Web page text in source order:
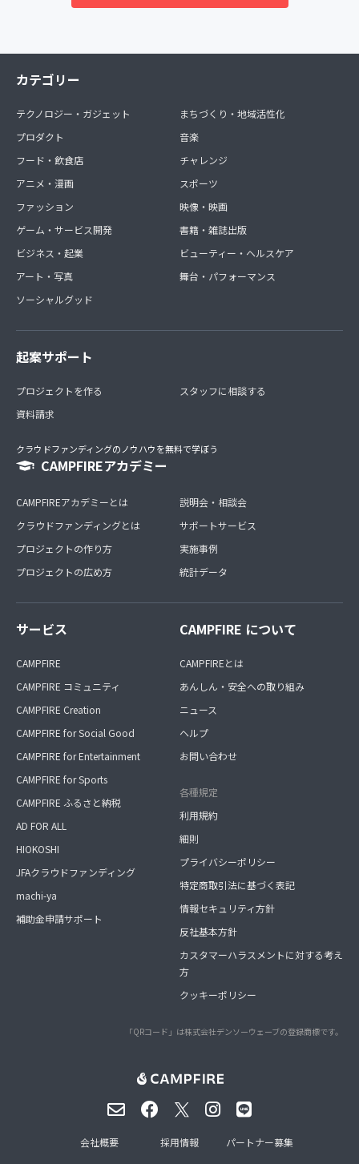
カテゴリー
テクノロジー・ガジェット
プロダクト
フード・飲食店
アニメ・漫画
ファッション
ゲーム・サービス開発
ビジネス・起業
アート・写真
ソーシャルグッド
まちづくり・地域活性化
音楽
チャレンジ
スポーツ
映像・映画
書籍・雑誌出版
ビューティー・ヘルスケア
舞台・パフォーマンス
起案サポート
プロジェクトを作る
資料請求
スタッフに相談する
クラウドファンディングのノウハウを無料で学ぼう
CAMPFIREアカデミー
CAMPFIREアカデミーとは
クラウドファンディングとは
プロジェクトの作り方
プロジェクトの広め方
説明会・相談会
サポートサービス
実施事例
統計データ
サービス
CAMPFIRE
CAMPFIRE コミュニティ
CAMPFIRE Creation
CAMPFIRE for Social Good
CAMPFIRE for Entertainment
CAMPFIRE for Sports
CAMPFIRE ふるさと納税
AD FOR ALL
HIOKOSHI
JFAクラウドファンディング
machi-ya
補助金申請サポート
CAMPFIRE について
CAMPFIREとは
あんしん・安全への取り組み
ニュース
ヘルプ
お問い合わせ
各種規定
利用規約
細則
プライバシーポリシー
特定商取引法に基づく表記
情報セキュリティ方針
反社基本方針
カスタマーハラスメントに対する考え
方
クッキーポリシー
「QRコード」は株式会社デンソーウェーブの登録商標です。
会社概要 採用情報 パートナー募集